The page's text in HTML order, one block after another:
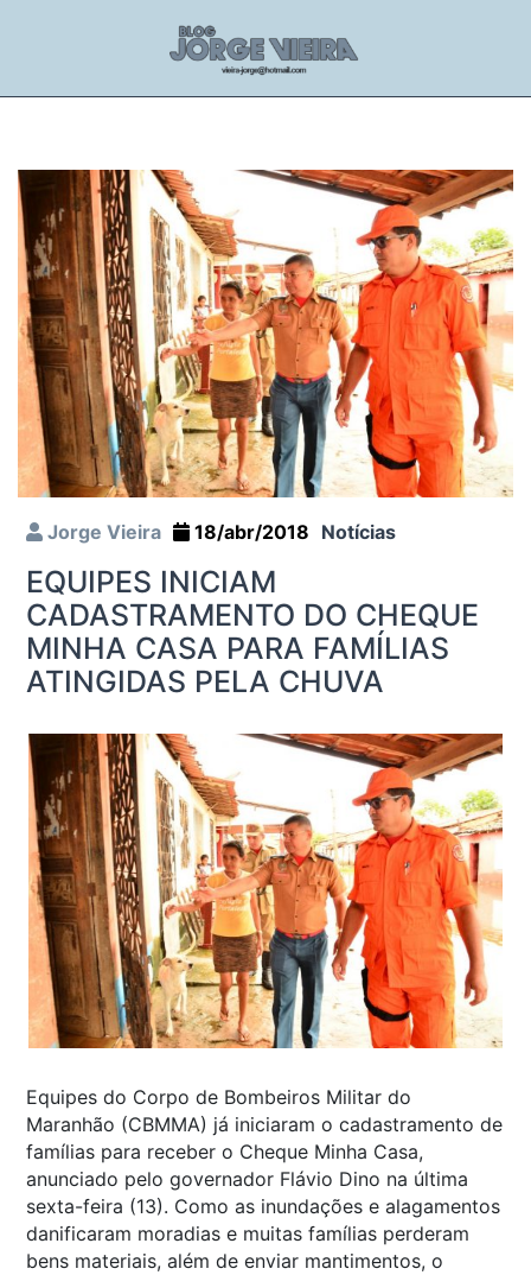
Jorge Vieira 18/abr/2018 Notícias
EQUIPES INICIAM
CADASTRAMENTO DO CHEQUE
MINHA CASA PARA FAMÍLIAS
ATINGIDAS PELA CHUVA
Equipes do Corpo de Bombeiros Militar do
Maranhão (CBMMA) já iniciaram o cadastramento de
famílias para receber o Cheque Minha Casa,
anunciado pelo governador Flávio Dino na última
sexta-feira (13). Como as inundações e alagamentos
danificaram moradias e muitas famílias perderam
bens materiais, além de enviar mantimentos, o